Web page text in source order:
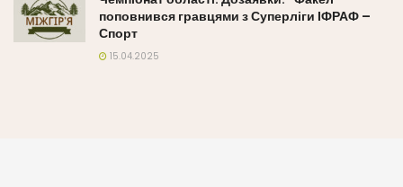
поповнився гравцями з Суперліги ІФРАФ –
Спорт
15.04.2025